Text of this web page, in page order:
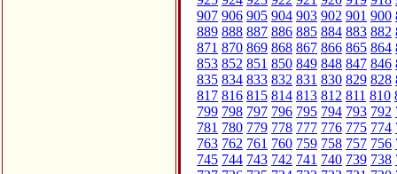
907 906 905 904 903 902 901 900
889 888 887 886 885 884 883 882
871 870 869 868 867 866 865 864
853 852 851 850 849 848 847 846
835 834 833 832 831 830 829 828
817 816 815 814 813 812 811 810
799 798 797 796 795 794 793 792
781 780 779 778 777 776 775 774
763 762 761 760 759 758 757 756
745 744 743 742 741 740 739 738